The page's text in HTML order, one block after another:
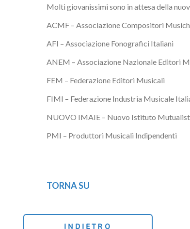
Molti giovanissimi sono in attesa della
ACMF – Associazione Compositori
AFI – Associazione Fonografici Italiani
ANEM – Associazione Nazionale Editori
FEM – Federazione Editori Musicali
FIMI – Federazione Industria Musicale
NUOVO IMAIE – Nuovo Istituto
PMI – Produttori Musicali Indipendenti
TORNA SU
INDIETRO